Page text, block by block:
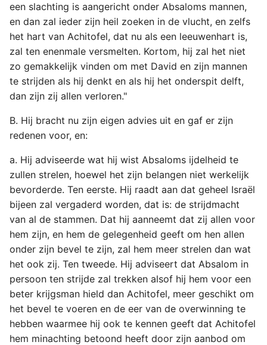
een slachting is aangericht onder Absaloms mannen,
en dan zal ieder zijn heil zoeken in de vlucht, en zelfs
het hart van Achitofel, dat nu als een leeuwenhart is,
zal ten enenmale versmelten. Kortom, hij zal het niet
zo gemakkelijk vinden om met David en zijn mannen
te strijden als hij denkt en als hij het onderspit delft,
dan zijn zij allen verloren."
B. Hij bracht nu zijn eigen advies uit en gaf er zijn
redenen voor, en:
a. Hij adviseerde wat hij wist Absaloms ijdelheid te
zullen strelen, hoewel het zijn belangen niet werkelijk
bevorderde. Ten eerste. Hij raadt aan dat geheel Israël
bijeen zal vergaderd worden, dat is: de strijdmacht
van al de stammen. Dat hij aanneemt dat zij allen voor
hem zijn, en hem de gelegenheid geeft om hen allen
onder zijn bevel te zijn, zal hem meer strelen dan wat
het ook zij. Ten tweede. Hij adviseert dat Absalom in
persoon ten strijde zal trekken alsof hij hem voor een
beter krijgsman hield dan Achitofel, meer geschikt om
het bevel te voeren en de eer van de overwinning te
hebben waarmee hij ook te kennen geeft dat Achitofel
hem minachting betoond heeft door zijn aanbod om